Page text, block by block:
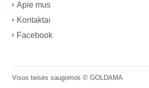
Apie mus
Kontaktai
Facebook
Visos teisės saugomos © GOLDAMA